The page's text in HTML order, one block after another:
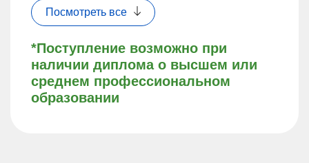
*Поступление возможно при
наличии диплома о высшем или
среднем профессиональном
образовании
Посмотреть все